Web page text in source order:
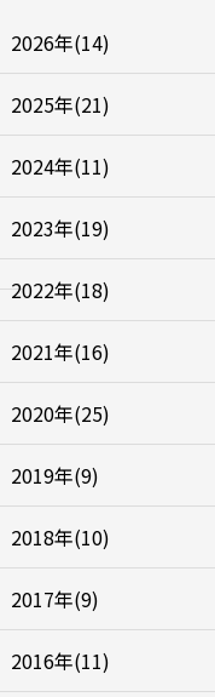
2026年(14)
2025年(21)
2024年(11)
2023年(19)
2022年(18)
2021年(16)
2020年(25)
2019年(9)
2018年(10)
2017年(9)
2016年(11)